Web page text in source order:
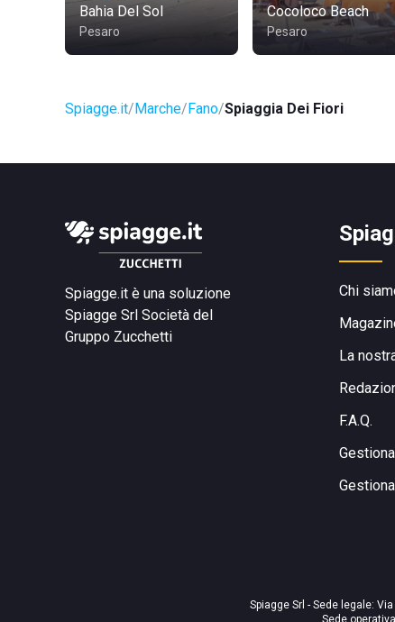
Bahia Del Sol
Pesaro
Cocoloco Beach
Pesaro
Spiagge.it Marche Fano Spiaggia Dei Fiori
Spiagge.it è una soluzione
Spiagge Srl Società del
Gruppo Zucchetti
Chi
La
F.A.Q.
Spiagge Srl - Sede legale:
Sede